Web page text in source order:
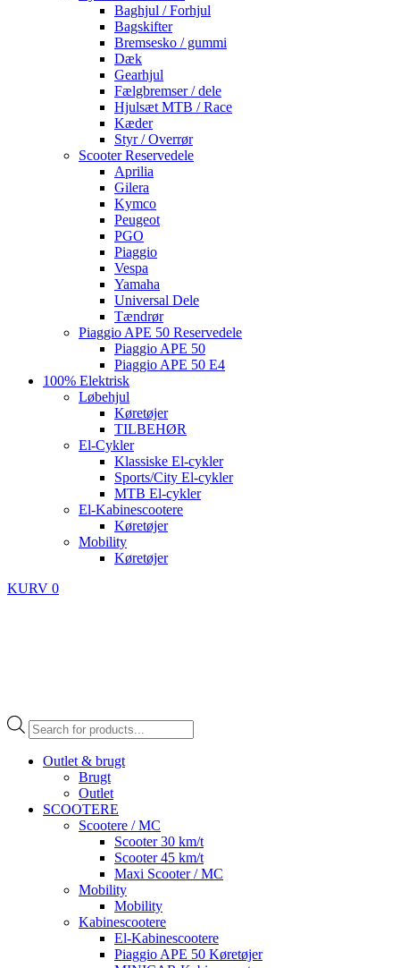
Baghjul / Forhjul
Bagskifter
Bremsesko / gummi
Dæk
Gearhjul
Fælgbremser / dele
Hjulsæt MTB / Race
Kæder
Styr / Overrør
Scooter Reservedele
Aprilia
Gilera
Kymco
Peugeot
PGO
Piaggio
Vespa
Yamaha
Universal Dele
Tændrør
Piaggio APE 50 Reservedele
Piaggio APE 50
Piaggio APE 50 E4
100% Elektrisk
Løbehjul
Køretøjer
TILBEHØR
El-Cykler
Klassiske El-cykler
Sports/City El-cykler
MTB El-cykler
El-Kabinescootere
Køretøjer
Mobility
Køretøjer
KURV 0
Products
search
Outlet & brugt
Brugt
Outlet
SCOOTERE
Scootere / MC
Scooter 30 km/t
Scooter 45 km/t
Maxi Scooter / MC
Mobility
Mobility
Kabinescootere
El-Kabinescootere
Piaggio APE 50 Køretøjer